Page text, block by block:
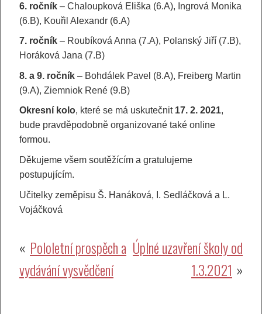
6. ročník – Chaloupková Eliška (6.A), Ingrová Monika
(6.B), Kouřil Alexandr (6.A)
7. ročník – Roubíková Anna (7.A), Polanský Jiří (7.B),
Horáková Jana (7.B)
8. a 9. ročník – Bohdálek Pavel (8.A), Freiberg Martin
(9.A), Ziemniok René (9.B)
Okresní kolo, které se má uskutečnit 17. 2. 2021,
bude pravděpodobně organizované také online
formou.
Děkujeme všem soutěžícím a gratulujeme
postupujícím.
Učitelky zeměpisu Š. Hanáková, I. Sedláčková a L.
Vojáčková
Navigace
pro
Pololetní prospěch a
vydávání vysvědčení
Úplné uzavření školy od
1.3.2021